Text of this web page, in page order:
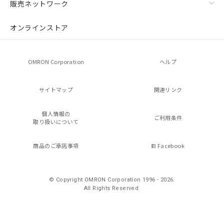
販売ネットワーク
オンラインストア
OMRON Corporation ヘルプ
サイトマップ 関連リンク
個人情報の
取り扱いについて
ご利用条件
商品のご承諾事項 Facebook
© Copyright OMRON Corporation 1996 - 2026.
All Rights Reserved.